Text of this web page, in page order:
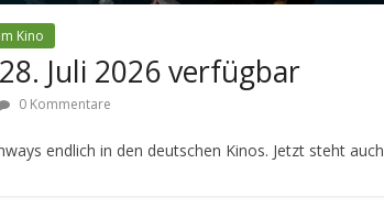
Kino
Juli 2026 verfügbar
0 Kommentare
endlich in den deutschen Kinos. Jetzt steht auch